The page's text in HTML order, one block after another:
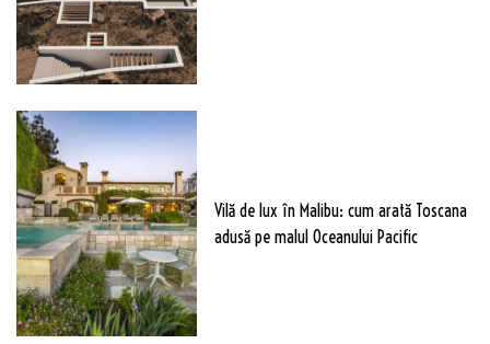
Vilă de lux în Malibu: cum arată Toscana
adusă pe malul Oceanului Pacific